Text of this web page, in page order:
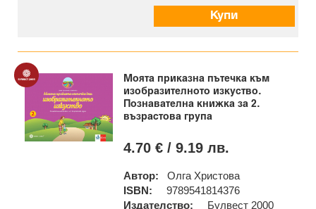
Купи
Моята приказна пътечка към
изобразителното изкуство.
Познавателна книжка за 2.
възрастова група
4.70 € / 9.19 лв.
Автор:
Олга Христова
ISBN:
9789541814376
Издателство:
Булвест 2000